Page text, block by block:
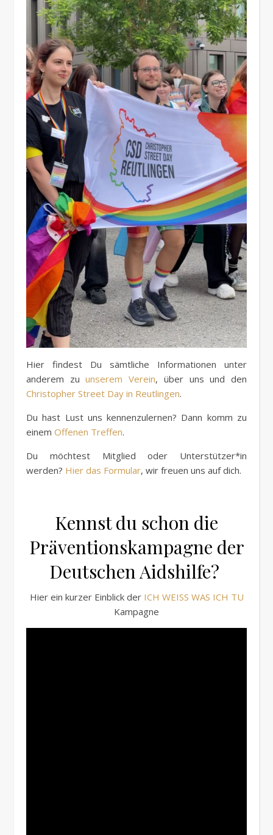
Hier findest Du sämtliche Informationen unter
anderem zuunserem Verein, über uns und den
Christopher Street Day in Reutlingen.
Du hast Lust uns kennenzulernen? Dann komm zu
einem Offenen Treffen.
Du möchtest Mitglied oder Unterstützer*in
werden? Hier das Formular, wir freuen uns auf dich.
Kennst du schon die
Präventionskampagne der
Deutschen Aidshilfe?
Hier ein kurzer Einblick der ICH WEISS WAS ICH TU
Kampagne